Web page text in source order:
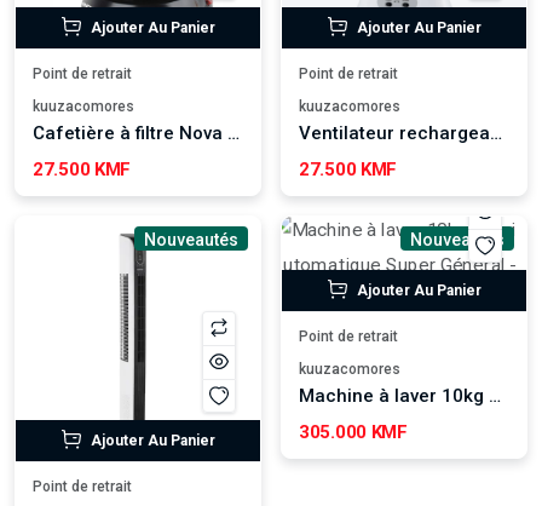
Ajouter Au Panier
Point de retrait
kuuzacomores
Cafetière à filtre Nova NCM134A
27.500 KMF
Ajouter Au Panier
Point de retrait
kuuzacomores
Ventilateur rechargeable Olsenmark - OMF1579
27.500 KMF
Nouveautés
Ajouter Au Panier
Point de retrait
Nouveautés
Ajouter Au Panier
Point de retrait
kuuzacomores
Machine à laver 10kg Semi Automatique Super Général - SGW105
305.000 KMF